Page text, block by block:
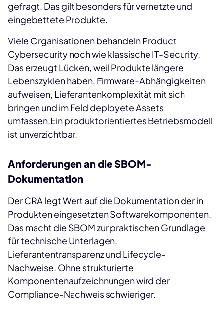
gefragt. Das gilt besonders für vernetzte und
eingebettete Produkte.
Viele Organisationen behandeln Product
Cybersecurity noch wie klassische IT-Security.
Das erzeugt Lücken, weil Produkte längere
Lebenszyklen haben, Firmware-Abhängigkeiten
aufweisen, Lieferantenkomplexität mit sich
bringen und im Feld deployete Assets
umfassen.Ein produktorientiertes Betriebsmodell
ist unverzichtbar.
Anforderungen an die SBOM-
Dokumentation
Der CRA legt Wert auf die Dokumentation der in
Produkten eingesetzten Softwarekomponenten.
Das macht die SBOM zur praktischen Grundlage
für technische Unterlagen,
Lieferantentransparenz und Lifecycle-
Nachweise. Ohne strukturierte
Komponentenaufzeichnungen wird der
Compliance-Nachweis schwieriger.